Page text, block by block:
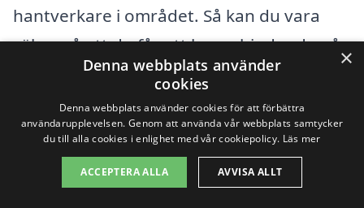
hantverkare i området. Så kan du vara
säker på att du får ett bra erbjudande på
din luft luft värmepump.
Få 3 erbjudanden, gratis och utan
förpliktelser
×
Denna webbplats använder
cookies
Denna webbplats använder cookies för att förbättra
användarupplevelsen. Genom att använda vår webbplats samtycker
du till alla cookies i enlighet med vår cookiepolicy. Läs mer
ACCEPTERA ALLA AVVISA ALLT